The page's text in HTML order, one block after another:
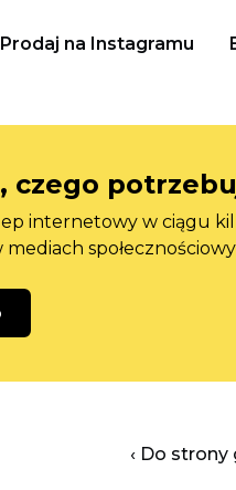
Prodaj na Instagramu
czego
internetowy w ciągu
‹ Do strony